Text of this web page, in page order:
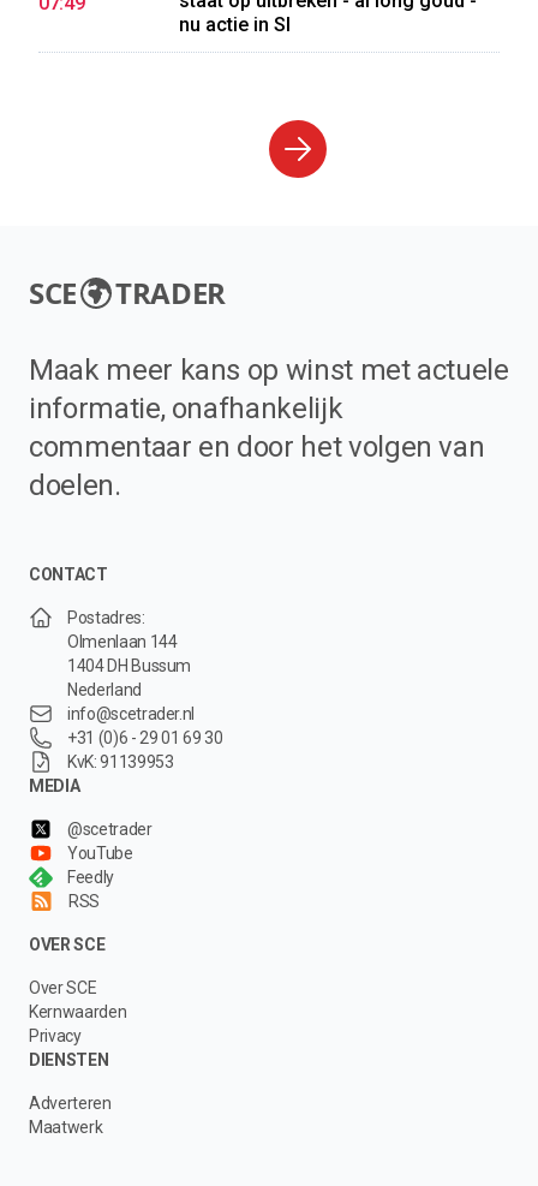
nu actie in SI
SCE TRADER
Maak meer kans op winst met actuele
informatie, onafhankelijk
commentaar en door het volgen van
doelen.
CONTACT
Postadres:
Olmenlaan 144
1404 DH Bussum
Nederland
info@scetrader.nl
+31 (0)6 - 29 01 69 30
KvK: 91139953
MEDIA
@scetrader
YouTube
Feedly
RSS
OVER SCE
Over SCE
Kernwaarden
Privacy
DIENSTEN
Adverteren
Maatwerk